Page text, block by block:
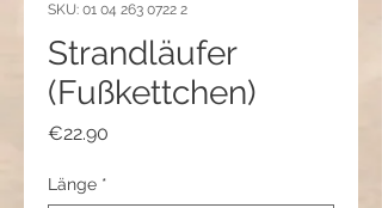
SKU: 01 04 263 0722 2
Strandläufer
(Fußkettchen)
€22.90
Länge *